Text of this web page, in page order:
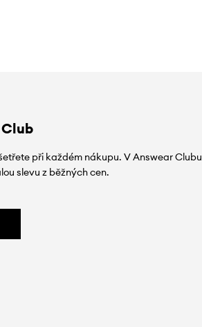
při každém nákupu. V Answear Clubu
slevu z běžných cen.